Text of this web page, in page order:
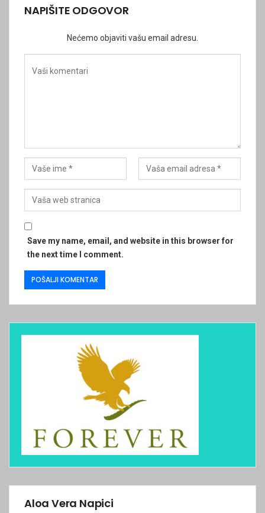
NAPIŠITE ODGOVOR
Nećemo objaviti vašu email adresu.
Save my name, email, and website in this browser for
the next time I comment.
Aloa Vera Napici